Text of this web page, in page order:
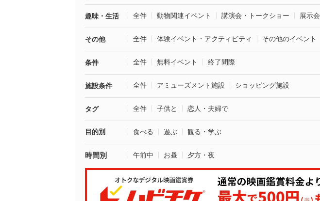
趣味・生活 全件 動物関連イベント 講演会・トークショー 展示会
その他 全件 体験イベント・アクティビティ その他のイベント
条件 全件 無料イベント 終了間際
施設条件 全件 アミューズメント施設 ショッピング施設
タグ 全件 子供と 恋人・夫婦で
目的別 食べる 遊ぶ 観る・学ぶ
時間別 午前中 お昼 夕方・夜